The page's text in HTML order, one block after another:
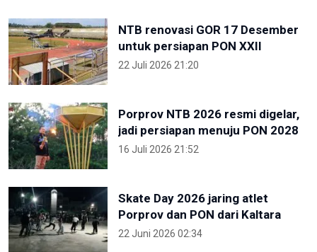
NTB renovasi GOR 17 Desember
untuk persiapan PON XXII
22 Juli 2026 21:20
Porprov NTB 2026 resmi digelar,
jadi persiapan menuju PON 2028
16 Juli 2026 21:52
Skate Day 2026 jaring atlet
Porprov dan PON dari Kaltara
22 Juni 2026 02:34